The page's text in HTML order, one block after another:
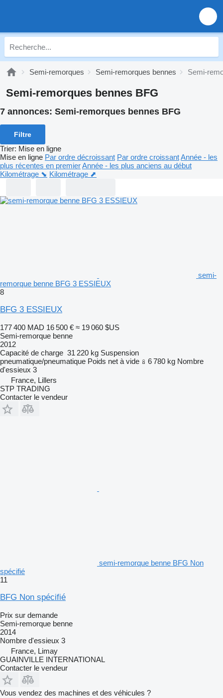
Semi-remorques Semi-remorques bennes Semi-
Semi-remorques bennes BFG
7 annonces: Semi-remorques bennes BFG
Filtre
Trier: Mise en ligne
Mise en ligne Par ordre décroissant Par ordre croissantAnnée - les
plus récentes en premierAnnée - les plus anciens au début
Kilométrage ⬊ Kilométrage ⬈
semi-
remorque benne BFG 3 ESSIEUX
8
BFG 3 ESSIEUX
177 400 MAD 16 500 € ≈ 19 060 $US
Semi-remorque benne
2012
Capacité de charge 31 220 kg Suspension
pneumatique/pneumatique Poids net à vide 6 780 kg Nombre
d'essieux 3
France, Lillers
STP TRADING
Contacter le vendeur
semi-remorque benne BFG Non
spécifié
11
BFG Non spécifié
Prix sur demande
Semi-remorque benne
2014
Nombre d'essieux 3
France, Limay
GUAINVILLE INTERNATIONAL
Contacter le vendeur
Vous vendez des machines et des véhicules ?